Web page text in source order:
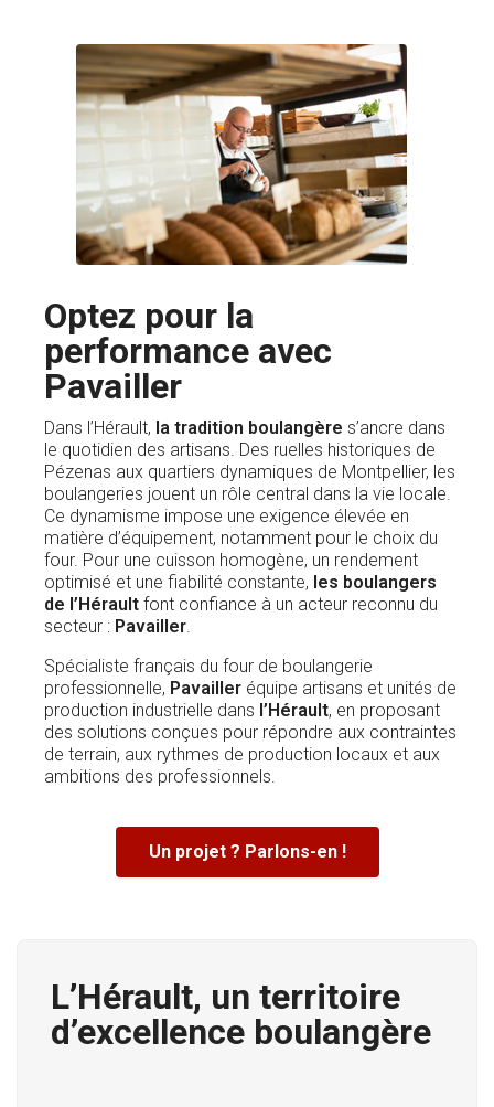
Optez pour la
performance avec
Pavailler
Dans l’Hérault, la tradition boulangère s’ancre dans
le quotidien des artisans. Des ruelles historiques de
Pézenas aux quartiers dynamiques de Montpellier, les
boulangeries jouent un rôle central dans la vie locale.
Ce dynamisme impose une exigence élevée en
matière d’équipement, notamment pour le choix du
four. Pour une cuisson homogène, un rendement
optimisé et une fiabilité constante, les boulangers
de l’Hérault font confiance à un acteur reconnu du
secteur : Pavailler.
Spécialiste français du four de boulangerie
professionnelle, Pavailler équipe artisans et unités de
production industrielle dans l’Hérault, en proposant
des solutions conçues pour répondre aux contraintes
de terrain, aux rythmes de production locaux et aux
ambitions des professionnels.
Un projet ? Parlons-en !
L’Hérault, un territoire
d’excellence boulangère